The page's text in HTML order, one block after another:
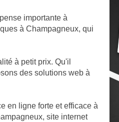
importante à
à Champagneux, qui
à petit prix. Qu'il
des solutions web à
en ligne forte et efficace à
site internet